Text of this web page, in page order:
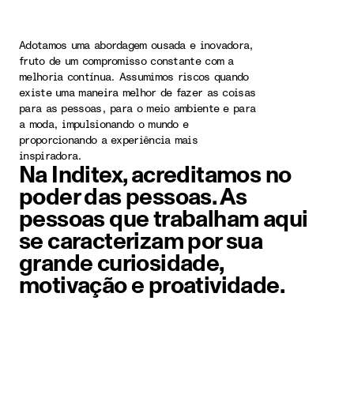
Adotamos uma abordagem ousada e inovadora,
fruto de um compromisso constante com a
melhoria contínua. Assumimos riscos quando
existe uma maneira melhor de fazer as coisas
para as pessoas, para o meio ambiente e para
a moda, impulsionando o mundo e
proporcionando a experiência mais
inspiradora.
Na Inditex, acreditamos no
poder das pessoas. As
pessoas que trabalham aqui
se caracterizam por sua
grande curiosidade,
motivação e proatividade.